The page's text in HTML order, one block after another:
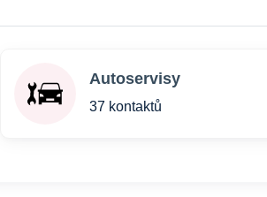
Autoservisy
37 kontaktů